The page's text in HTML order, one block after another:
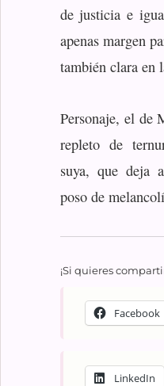
de justicia e
apenas margen
también clara en
Personaje, el de
repleto de
suya, que deja
poso de
¡Si quieres
Facebook
LinkedIn